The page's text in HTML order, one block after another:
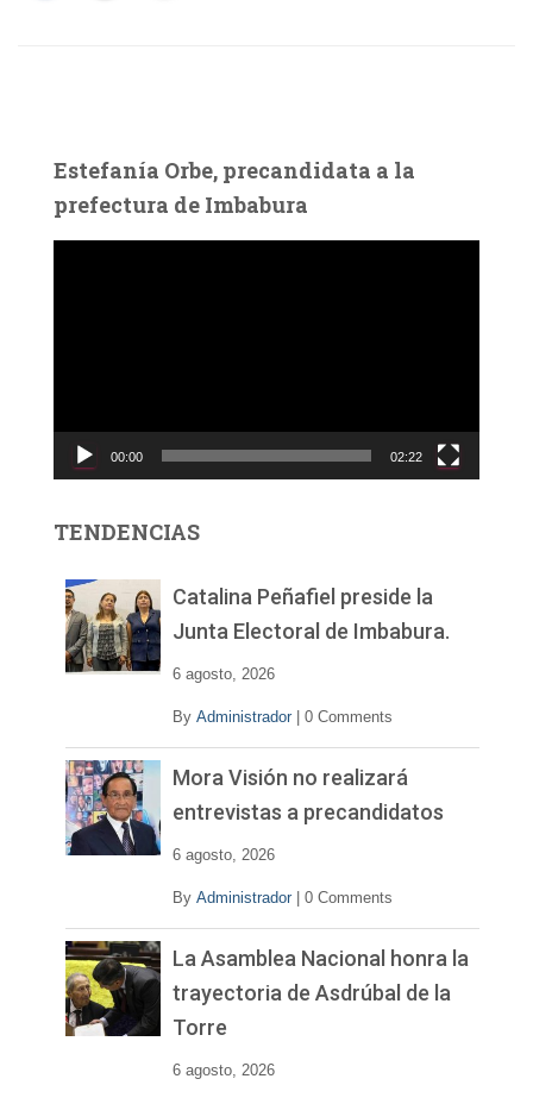
Estefanía Orbe, precandidata a la
prefectura de Imbabura
c
d
00:00 02:22
TENDENCIAS
Catalina Peñafiel preside la
Junta Electoral de Imbabura.
6 agosto, 2026
By Administrador 0 Comments
Mora Visión no realizará
entrevistas a precandidatos
6 agosto, 2026
By Administrador 0 Comments
La Asamblea Nacional honra la
trayectoria de Asdrúbal de la
Torre
6 agosto, 2026